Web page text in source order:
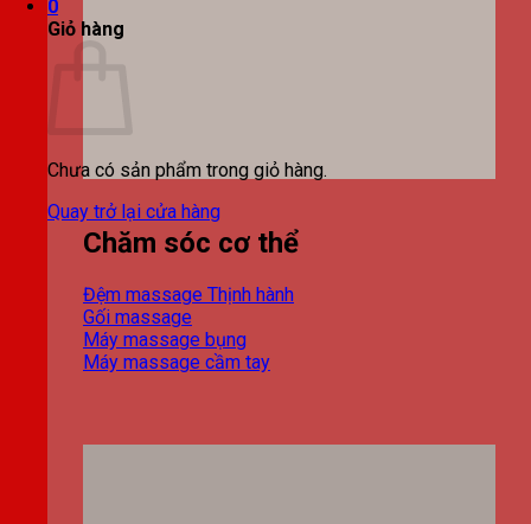
0
Giỏ hàng
Chưa có sản phẩm trong giỏ hàng.
Quay trở lại cửa hàng
Chăm sóc cơ thể
Đệm massage
Gối massage
Máy massage bụng
Máy massage cầm tay